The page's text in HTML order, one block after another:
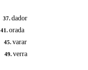
37.dador
41.orada
45.varar
49.verra